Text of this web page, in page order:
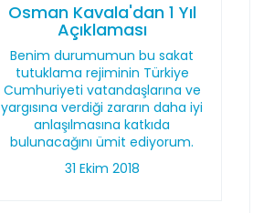
Osman Kavala'dan 1 Yıl
Açıklaması
Benim durumumun bu sakat
tutuklama rejiminin Türkiye
Cumhuriyeti vatandaşlarına ve
yargısına verdiği zararın daha iyi
anlaşılmasına katkıda
bulunacağını ümit ediyorum.
31 Ekim 2018